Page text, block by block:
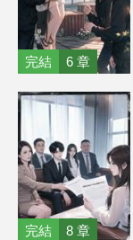
完結 6 章
完結 8 章